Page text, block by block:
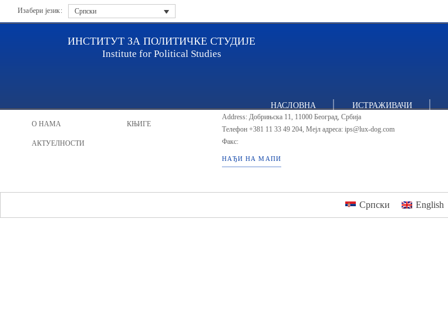
Изабери језик: Српски
ИНСТИТУТ ЗА ПОЛИТИЧКЕ СТУДИЈЕ
Institute for Political Studies
НАСЛОВНА ИСТРАЖИВАЧИ
О НАМА
АКТУЕЛНОСТИ
КЊИГЕ
ИПС - Институт за политичке студије
Address: Добрињска 11, 11000 Београд, Србија
Телефон +381 11 33 49 204, Мејл адреса: ips@lux-dog.com
Факс:
НАЂИ НА МАПИ
Српски English